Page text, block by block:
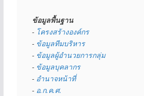
ข้อมูลพื้นฐาน
- โครงสร้างองค์กร
- ข้อมูลทีมบริหาร
- ข้อมูลผู้อำนวยการกลุ่ม
- ข้อมูลบุคลากร
- อำนาจหน้าที่
- อ.ก.ค.ศ.